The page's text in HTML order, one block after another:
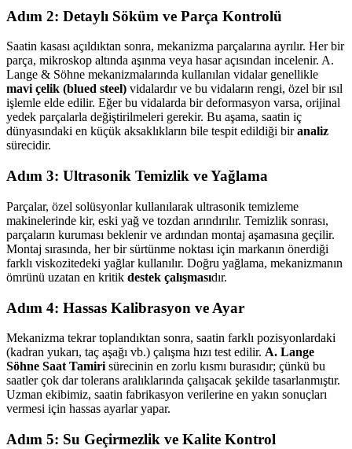
Adım 2: Detaylı Söküm ve Parça Kontrolü
Saatin kasası açıldıktan sonra, mekanizma parçalarına ayrılır. Her bir
parça, mikroskop altında aşınma veya hasar açısından incelenir. A.
Lange & Söhne mekanizmalarında kullanılan vidalar genellikle
mavi çelik (blued steel) vidalardır ve bu vidaların rengi, özel bir ısıl
işlemle elde edilir. Eğer bu vidalarda bir deformasyon varsa, orijinal
yedek parçalarla değiştirilmeleri gerekir. Bu aşama, saatin iç
dünyasındaki en küçük aksaklıkların bile tespit edildiği biranaliz
sürecidir.
Adım 3: Ultrasonik Temizlik ve Yağlama
Parçalar, özel solüsyonlar kullanılarak ultrasonik temizleme
makinelerinde kir, eski yağ ve tozdan arındırılır. Temizlik sonrası,
parçaların kuruması beklenir ve ardından montaj aşamasına geçilir.
Montaj sırasında, her bir sürtünme noktası için markanın önerdiği
farklı viskozitedeki yağlar kullanılır. Doğru yağlama, mekanizmanın
ömrünü uzatan en kritik destek çalışmasıdır.
Adım 4: Hassas Kalibrasyon ve Ayar
Mekanizma tekrar toplandıktan sonra, saatin farklı pozisyonlardaki
(kadran yukarı, taç aşağı vb.) çalışma hızı test edilir. A. Lange
Söhne Saat Tamiri sürecinin en zorlu kısmı burasıdır; çünkü bu
saatler çok dar tolerans aralıklarında çalışacak şekilde tasarlanmıştır.
Uzman ekibimiz, saatin fabrikasyon verilerine en yakın sonuçları
vermesi için hassas ayarlar yapar.
Adım 5: Su Geçirmezlik ve Kalite Kontrol